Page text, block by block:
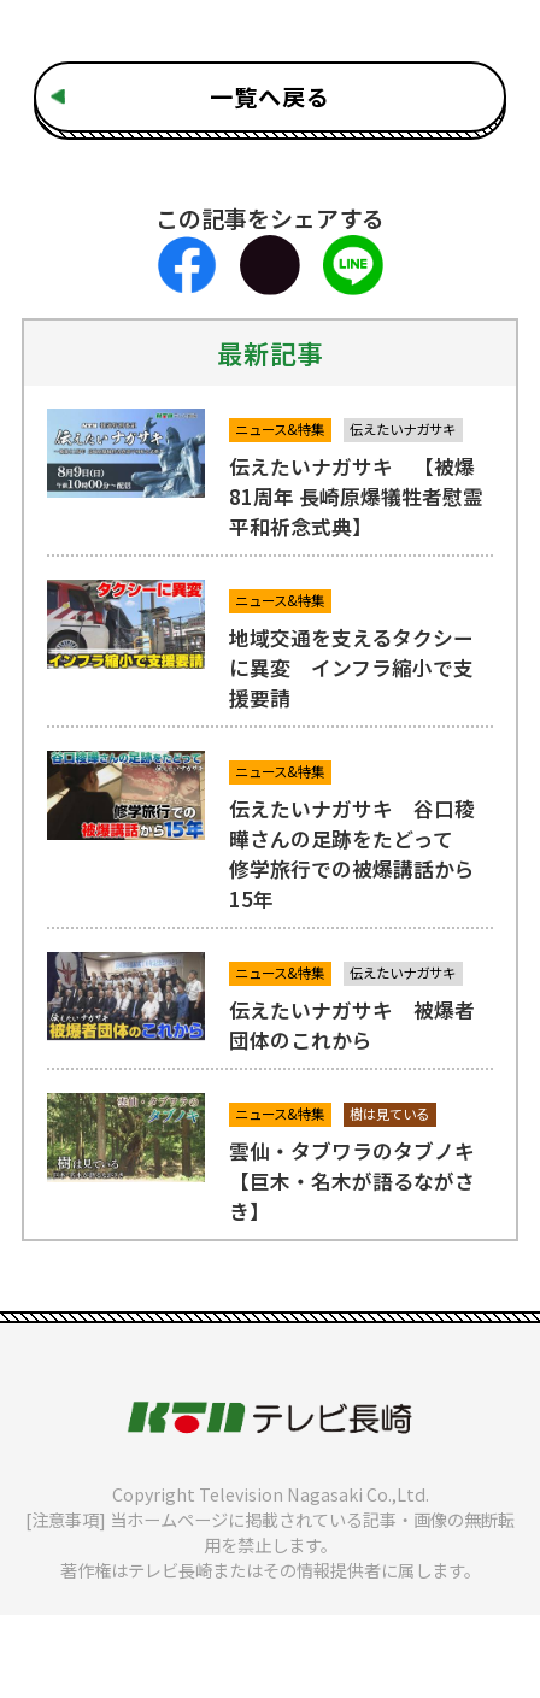
一覧へ戻る
この記事をシェアする
最新記事
ニュース&特集 伝えたいナガサキ
伝えたいナガサキ 【被爆
81周年 長崎原爆犠牲者慰霊
平和祈念式典】
ニュース&特集
地域交通を支えるタクシー
に異変 インフラ縮小で支
援要請
ニュース&特集
伝えたいナガサキ 谷口稜
曄さんの足跡をたどって
修学旅行での被爆講話から
15年
ニュース&特集 伝えたいナガサキ
伝えたいナガサキ 被爆者
団体のこれから
ニュース&特集 樹は見ている
雲仙・タブワラのタブノキ
【巨木・名木が語るながさ
き】
Copyright Television Nagasaki Co.,Ltd.
[注意事項] 当ホームページに掲載されている記事・画像の無断転
用を禁止します。
著作権はテレビ長崎またはその情報提供者に属します。